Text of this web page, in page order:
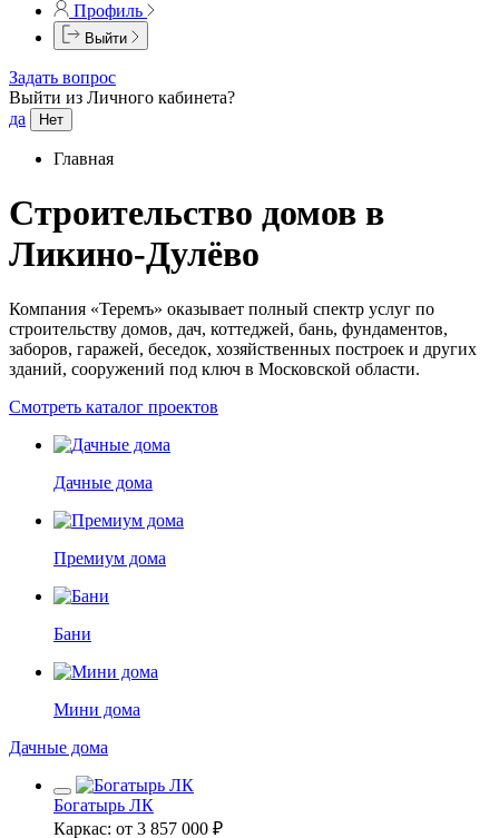
Профиль
Выйти
Задать вопрос
Выйти из Личного кабинета?
да
Нет
Главная
Строительство домов в
Ликино-Дулёво
Компания «Теремъ» оказывает полный спектр услуг по
строительству домов, дач, коттеджей, бань, фундаментов,
заборов, гаражей, беседок, хозяйственных построек и других
зданий, сооружений под ключ в Московской области.
Смотреть каталог проектов
Дачные дома
Премиум дома
Бани
Мини дома
Дачные дома
Богатырь ЛК
Каркас: от 3 857 000 ₽